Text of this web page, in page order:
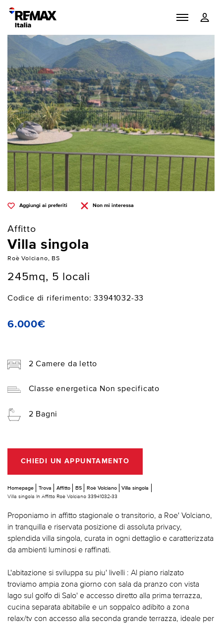
Aggiungi ai preferiti Non mi interessa
Affitto
Villa singola
Roè Volciano, BS
245mq, 5 locali
Codice di riferimento: 33941032-33
6.000€
2 Camere da letto
Classe energetica Non specificato
2 Bagni
CHIEDI UN APPUNTAMENTO
Homepage Trova Affitto BS Roè Volciano
Villa singola
Villa singola In Affitto Roè Volciano 33941032-33
Proponiamo in affitto stagionale o transitorio, a Roe' Volciano,
in tranquilla e riservata posizione di assoluta privacy,
splendida villa singola, curata in ogni dettaglio e caratterizzata
da ambienti luminosi e raffinati.
L'abitazione si sviluppa su piu' livelli : Al piano rialzato
troviamo ampia zona giorno con sala da pranzo con vista
lago sul golfo di Salo' e accesso diretto alla prima terrazza,
cucina separata abitabile e un soppalco adibito a zona
relax/tv con accesso alla seconda grande terrazza, ideale per